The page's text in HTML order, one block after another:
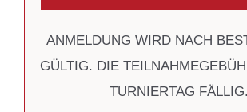
ANMELDUNG WIRD NACH
GÜLTIG. DIE
TURNIERTAG FÄLLIG.